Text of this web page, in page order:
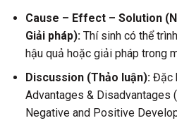
Cause – Effect – Solution
Giải pháp):Thí sinh có thể
hậu quả hoặc giải pháp trong
Discussion (Thảo luận):Đặc
Advantages & Disadvantages
Negative and Positive